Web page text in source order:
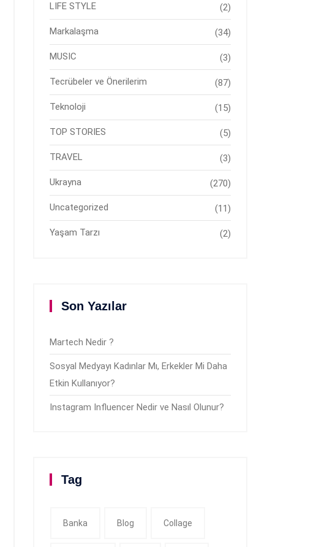
LIFE STYLE (2)
Markalaşma (34)
MUSIC (3)
Tecrübeler ve Önerilerim (87)
Teknoloji (15)
TOP STORIES (5)
TRAVEL (3)
Ukrayna (270)
Uncategorized (11)
Yaşam Tarzı (2)
Son Yazılar
Martech Nedir ?
Sosyal Medyayı Kadınlar Mı, Erkekler Mi Daha
Etkin Kullanıyor?
Instagram Influencer Nedir ve Nasıl Olunur?
Tag
Banka Blog Collage